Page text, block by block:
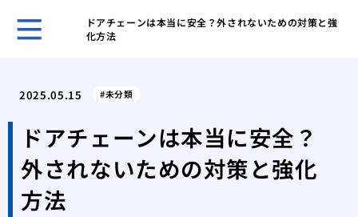
ドアチェーンは本当に安全？外されないための対策と強
化方法
2025.05.15 未分類
ドアチェーンは本当に安全？
外されないための対策と強化
方法